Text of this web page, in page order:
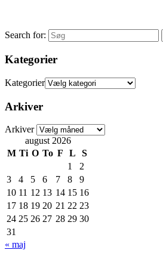
Search for:
Kategorier
Kategorier
Arkiver
Arkiver
august 2026
M Ti O To F L
S
1
2
3
4 5 6 7 8
9
10 11 12 13 14 15 16
17 18 19 20 21 22 23
24 25 26 27 28 29 30
31
« maj